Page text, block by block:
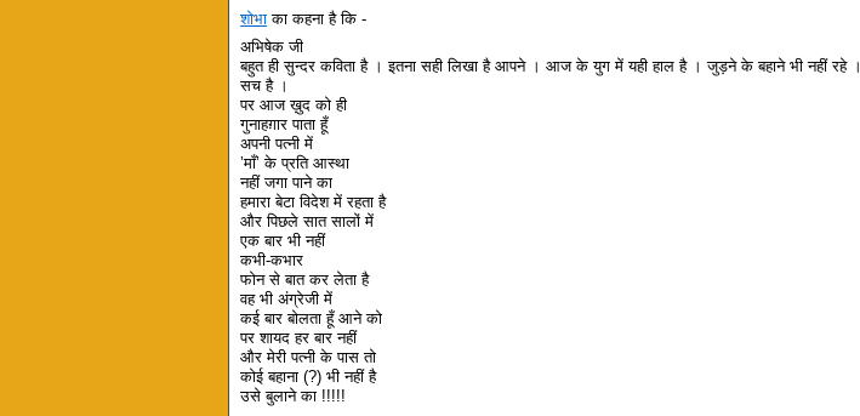
शोभा का कहना है कि -
अभिषेक जी
बहुत ही सुन्दर कविता है । इतना सही लिखा है आपने । आज के युग में यही हाल है । जुड़ने के बहाने भी नहीं रहे ।
सच है ।
पर आज ख़ुद को ही
गुनाहग़ार पाता हूँ
अपनी पत्नी में
’माँ’ के प्रति आस्था
नहीं जगा पाने का
हमारा बेटा विदेश में रहता है
और पिछले सात सालों में
एक बार भी नहीं
कभी-कभार
फोन से बात कर लेता है
वह भी अंग्रेजी में
कई बार बोलता हूँ आने को
पर शायद हर बार नहीं
और मेरी पत्नी के पास तो
कोई बहाना (?) भी नहीं है
उसे बुलाने का !!!!!